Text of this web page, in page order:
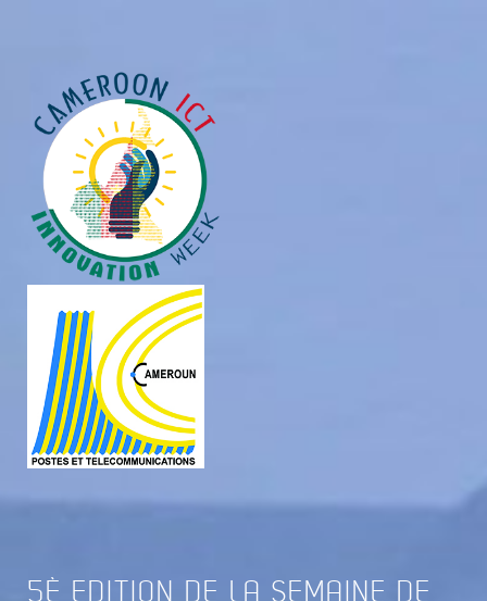
5È EDITION DE LA SEMAINE DE